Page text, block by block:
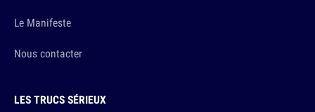
Le Manifeste
Nous contacter
LES TRUCS SÉRIEUX